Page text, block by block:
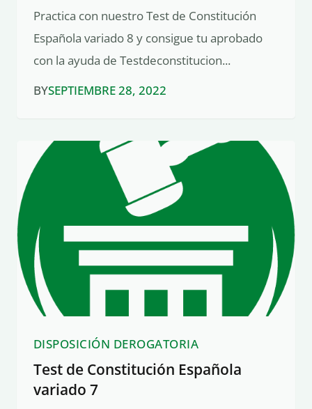
Practica con nuestro Test de Constitución
Española variado 8 y consigue tu aprobado
con la ayuda de Testdeconstitucion...
BYSEPTIEMBRE 28, 2022
DISPOSICIÓN DEROGATORIA
Test de Constitución Española
variado 7